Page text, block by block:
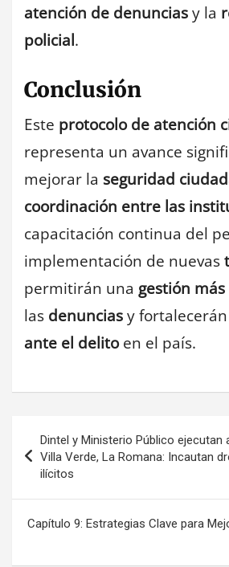
atención de denunciasy la
policial.
Conclusión
Este protocolo de atención
representa un avance
mejorar la seguridad
coordinación entre las
capacitación continua del
implementación de nuevas
permitirán una gestión
las denunciasy
ante el delitoen el país.
Navegación
de
entradas
Dintel y Ministerio Público ejecutan
Villa Verde, La Romana: Incautan
ilícitos
Capítulo 9: Estrategias Clave para